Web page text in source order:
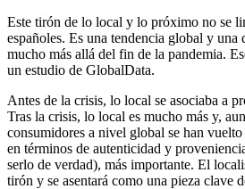
Este tirón de lo local y lo próximo no se
españoles. Es una tendencia global y una
mucho más allá del fin de la pandemia.
un estudio de GlobalData.
Antes de la crisis, lo local se asociaba a
Tras la crisis, lo local es mucho más y,
consumidores a nivel global se han
en términos de autenticidad y
serlo de verdad), más importante. El
tirón y se asentará como una pieza clave